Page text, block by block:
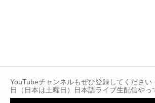
YouTubeチャンネルもぜひ登録してください
日（日本は土曜日）日本語ライブ生配信やっ